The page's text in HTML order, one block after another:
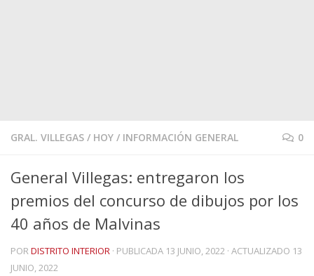
GRAL. VILLEGAS / HOY / INFORMACIÓN GENERAL 0
General Villegas: entregaron los
premios del concurso de dibujos por los
40 años de Malvinas
PORDISTRITO INTERIOR · PUBLICADA 13 JUNIO, 2022 · ACTUALIZADO 13
JUNIO, 2022